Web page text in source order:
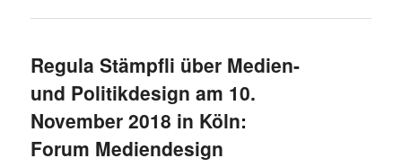
Regula Stämpfli über Medien-
und Politikdesign am 10.
November 2018 in Köln:
Forum Mediendesign